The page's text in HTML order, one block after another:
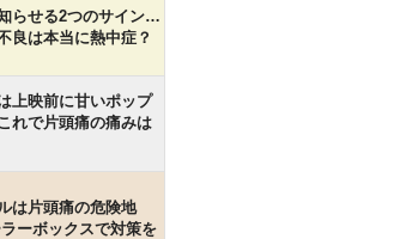
らせる2つのサイン…
良は本当に熱中症？
上映前に甘いポップ
れで片頭痛の痛みは
は片頭痛の危険地
ーボックスで対策を